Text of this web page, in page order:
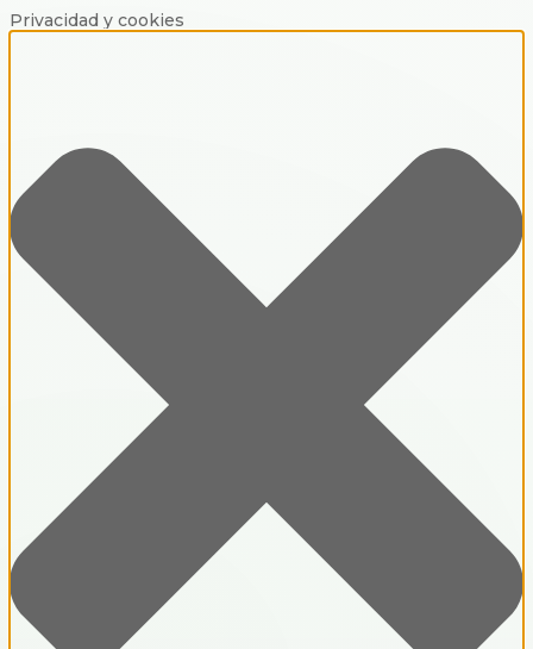
Privacidad y cookies